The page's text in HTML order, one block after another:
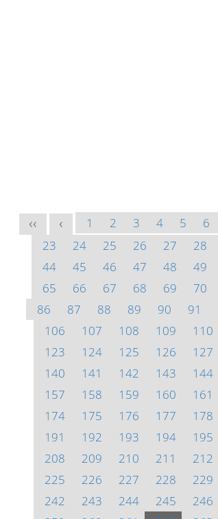
<< < 1 2 3 4 5 6
23
24 25 26 27 28
44
45 46 47 48 49
65
66 67 68 69 70
86
87 88 89 90 91
106
107 108 109 110
123
124 125 126 127
140
141 142 143 144
157
158 159 160 161
174
175 176 177 178
191
192 193 194 195
208
209 210 211 212
225
226 227 228 229
242
243 244 245 246